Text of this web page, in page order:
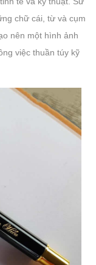
chữ cái, từ và cụm
nên một hình ảnh
việc thuần túy kỹ